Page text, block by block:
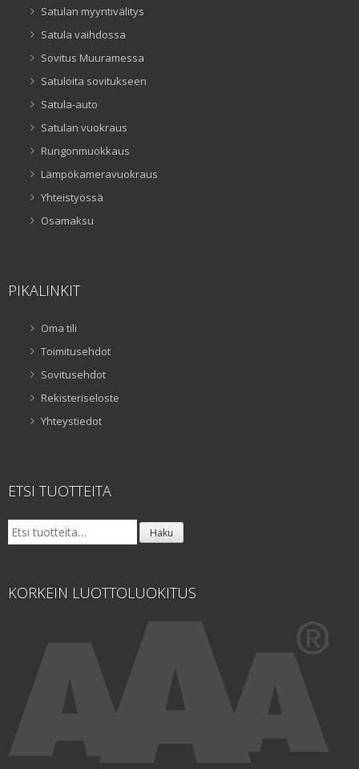
Satulan myyntivälitys
Satula vaihdossa
Sovitus Muuramessa
Satuloita sovitukseen
Satula-auto
Satulan vuokraus
Rungonmuokkaus
Lämpökameravuokraus
Yhteistyössä
Osamaksu
PIKALINKIT
Oma tili
Toimitusehdot
Sovitusehdot
Rekisteriseloste
Yhteystiedot
ETSI TUOTTEITA
Etsi: Haku
KORKEIN LUOTTOLUOKITUS